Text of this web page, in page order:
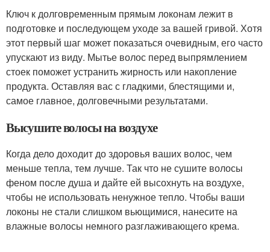
Ключ к долговременным прямым локонам лежит в
подготовке и последующем уходе за вашей гривой. Хотя
этот первый шаг может показаться очевидным, его часто
упускают из виду. Мытье волос перед выпрямлением
стоек поможет устранить жирность или накопление
продукта. Оставляя вас с гладкими, блестящими и,
самое главное, долговечными результатами.
Высушите волосы на воздухе
Когда дело доходит до здоровья ваших волос, чем
меньше тепла, тем лучше. Так что не сушите волосы
феном после душа и дайте ей высохнуть на воздухе,
чтобы не использовать ненужное тепло. Чтобы ваши
локоны не стали слишком вьющимися, нанесите на
влажные волосы немного разглаживающего крема.